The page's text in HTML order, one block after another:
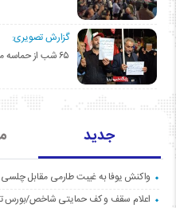
گزارش تصویری:
۶۵ شب از حماسه مهدیشهری ها گذشت
جدید
واکنش یوفا به غیبت طارمی مقابل چلسی
اعلام سقف و کف حمایتی شاخص/بورس